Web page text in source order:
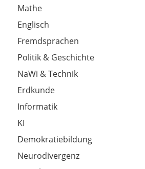
Mathe
Englisch
Fremdsprachen
Politik & Geschichte
NaWi & Technik
Erdkunde
Informatik
KI
Demokratiebildung
Neurodivergenz